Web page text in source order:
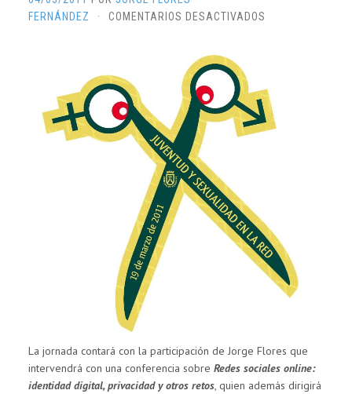
FERNÁNDEZ
· COMENTARIOS DESACTIVADOS
Y
SEXUALIDAD
DE
NUESTROS
JÓVENES
La jornada contará con la participación de Jorge Flores que
intervendrá con una conferencia sobre Redes sociales online:
identidad digital, privacidad y otros retos, quien además dirigirá